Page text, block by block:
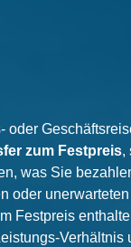
oder
zum Festpreis,
was Sie
oder unerwarteten
Festpreis
Verhältnis